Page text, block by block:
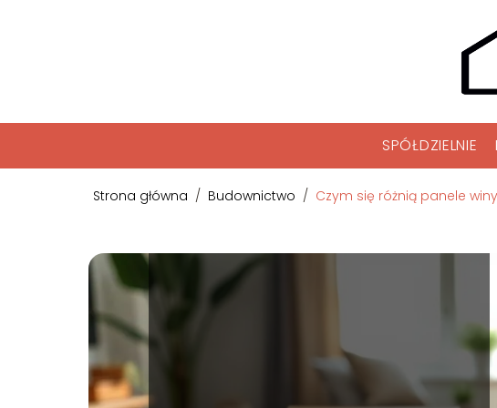
SPÓŁDZIELNIE
Strona główna / Budownictwo / Czym się różnią panele